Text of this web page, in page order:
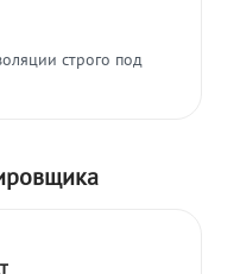
строго под